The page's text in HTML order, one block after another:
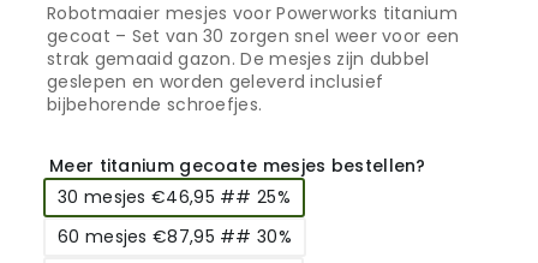
Robotmaaier mesjes voor Powerworks titanium
gecoat – Set van 30 zorgen snel weer voor een
strak gemaaid gazon. De mesjes zijn dubbel
geslepen en worden geleverd inclusief
bijbehorende schroefjes.
Meer titanium gecoate mesjes bestellen?
30 mesjes €46,95 ## 25%
60 mesjes €87,95 ## 30%